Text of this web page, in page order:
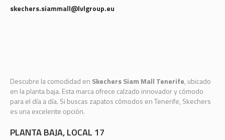
skechers.siammall@lvlgroup.eu
Descubre la comodidad en Skechers Siam Mall Tenerife, ubicado
en la planta baja. Esta marca ofrece calzado innovador y cómodo
para el día a día. Si buscas zapatos cómodos en Tenerife, Skechers
es una excelente opción.
PLANTA BAJA, LOCAL 17